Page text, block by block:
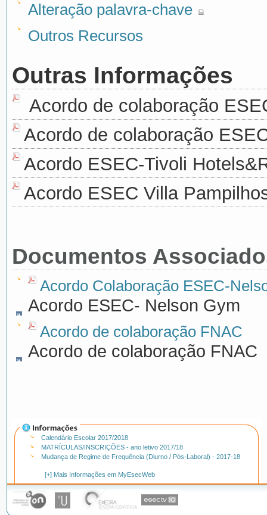
Alteração palavra-chave
Outros Recursos
Outras Informações
Acordo de colaboração
Acordo de colaboração
Acordo ESEC-Tivoli
Acordo ESEC Villa
Documentos
Acordo Colaboração ESEC-
Acordo ESEC- Nelson Gym
Acordo de colaboração FNAC
Acordo de colaboração FNAC
Calendário Escolar 2017/2018
MATRÍCULAS/INSCRIÇÕES - ano letivo 2017/18
Mudança de Regime de Frequência (Diurno / Pós-Laboral) - 2017-18
[+] Mais Informações em MyEsecWeb